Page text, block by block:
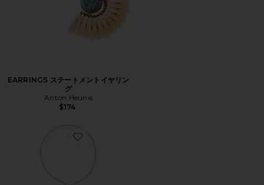
EARRINGS ステートメントイヤリン
グ
Anton Heunis
$174
Favorite METAL VORTEX ラリエットネックレス